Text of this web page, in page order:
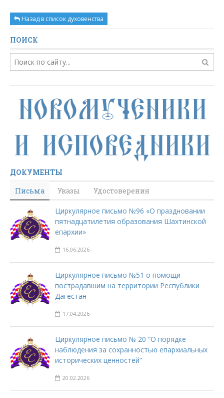
Назад в список духовенства
ПОИСК
ДОКУМЕНТЫ
Письма
Указы Удостоверения
Циркулярное письмо №96 «О праздновании
пятнадцатилетия образования Шахтинской
епархии»
16.06.2026
Циркулярное письмо №51 о помощи
пострадавшим на территории Республики
Дагестан
17.04.2026
Циркулярное письмо № 20 “О порядке
наблюдения за сохранностью епархиальных
исторических ценностей”
20.02.2026